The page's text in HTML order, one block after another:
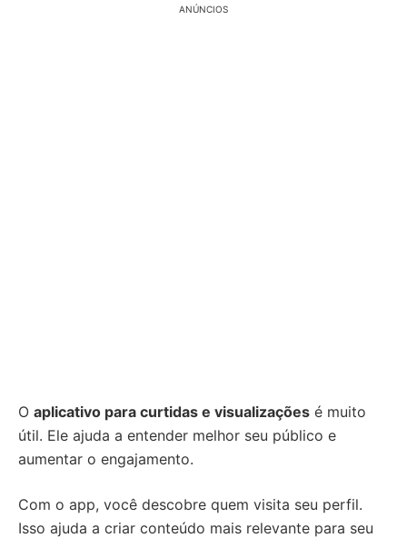
ANÚNCIOS
O aplicativo para curtidas e visualizações é muito
útil. Ele ajuda a entender melhor seu público e
aumentar o engajamento.
Com o app, você descobre quem visita seu perfil.
Isso ajuda a criar conteúdo mais relevante para seu